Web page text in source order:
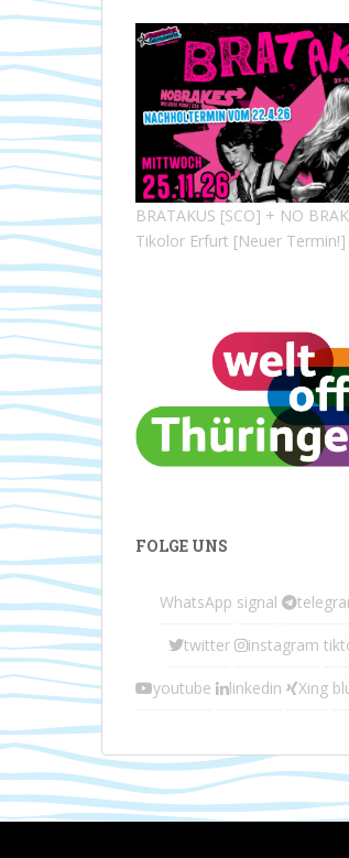
BRATAKUS [SCO] + NO
Tikolor Erfurt [Neuer Termin!]
FOLGE UNS
WhatsApp signal
twitter instagram
youtube linkedin Xing